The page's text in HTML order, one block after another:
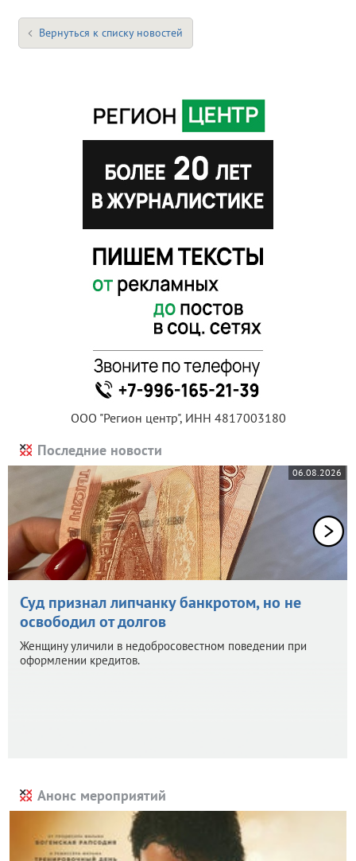
Вернуться к списку новостей
ООО "Регион центр", ИНН 4817003180
Последние новости
06.08.2026
Суд признал липчанку банкротом, но не
освободил от долгов
Женщину уличили в недобросовестном поведении при
оформлении кредитов.
Анонс мероприятий